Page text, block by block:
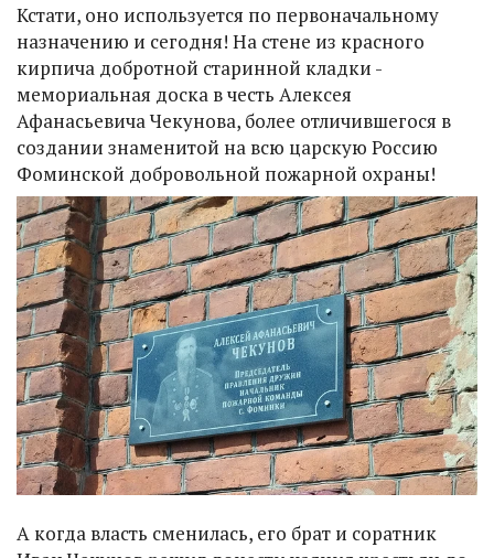
Кстати, оно используется по первоначальному
назначению и сегодня! На стене из красного
кирпича добротной старинной кладки -
мемориальная доска в честь Алексея
Афанасьевича Чекунова, более отличившегося в
создании знаменитой на всю царскую Россию
Фоминской добровольной пожарной охраны!
А когда власть сменилась, его брат и соратник